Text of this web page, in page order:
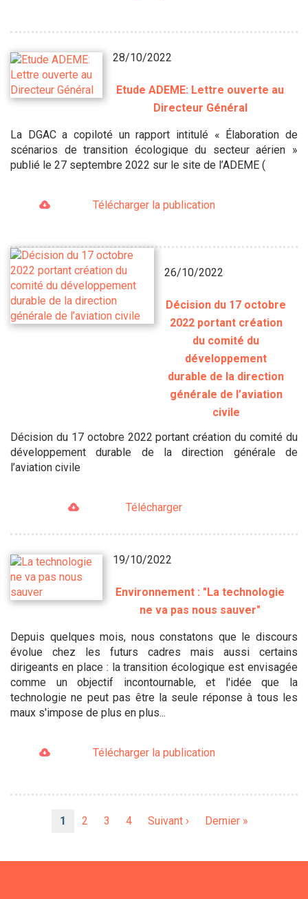
28/10/2022
Etude ADEME: Lettre ouverte au
Directeur Général
La DGAC a copiloté un rapport intitulé « Élaboration de
scénarios de transition écologique du secteur aérien »
publié le 27 septembre 2022 sur le site de l’ADEME (
Télécharger la publication
26/10/2022
Décision du 17 octobre
2022 portant création
du comité du
développement
durable de la direction
générale de l’aviation
civile
Décision du 17 octobre 2022 portant création du comité du
développement durable de la direction générale de
l’aviation civile
Télécharger
19/10/2022
Environnement : "La technologie
ne va pas nous sauver"
Depuis quelques mois, nous constatons que le discours
évolue chez les futurs cadres mais aussi certains
dirigeants en place : la transition écologique est envisagée
comme un objectif incontournable, et l'idée que la
technologie ne peut pas être la seule réponse à tous les
maux s'impose de plus en plus...
Télécharger la publication
Page
1 Page
2 Page
3 Page
4
Page
Suivant ›
Dernière
Dernier »